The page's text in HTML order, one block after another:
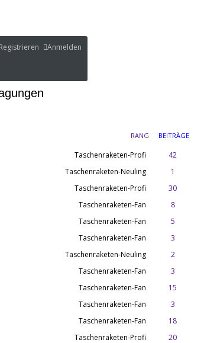
Anmelden
Registrieren
RANG BEITRÄGE
Taschenraketen-Profi 42
Taschenraketen-Neuling
1
Taschenraketen-Profi
30
Taschenraketen-Fan
8
Taschenraketen-Fan
5
Taschenraketen-Fan
3
Taschenraketen-Neuling
2
Taschenraketen-Fan
3
Taschenraketen-Fan
15
Taschenraketen-Fan
3
Taschenraketen-Fan
18
Taschenraketen-Profi
20